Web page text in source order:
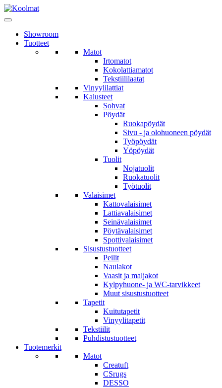
Showroom
Tuotteet
Matot
Irtomatot
Kokolattiamatot
Tekstiililaatat
Vinyylilattiat
Kalusteet
Sohvat
Pöydät
Ruokapöydät
Sivu - ja olohuoneen pöydät
Työpöydät
Yöpöydät
Tuolit
Nojatuolit
Ruokatuolit
Työtuolit
Valaisimet
Kattovalaisimet
Lattiavalaisimet
Seinävalaisimet
Pöytävalaisimet
Spottivalaisimet
Sisustustuotteet
Peilit
Naulakot
Vaasit ja maljakot
Kylpyhuone- ja WC-tarvikkeet
Muut sisustustuotteet
Tapetit
Kuitutapetit
Vinyylitapetit
Tekstiilit
Puhdistustuotteet
Tuotemerkit
Matot
Creatuft
CSrugs
DESSO